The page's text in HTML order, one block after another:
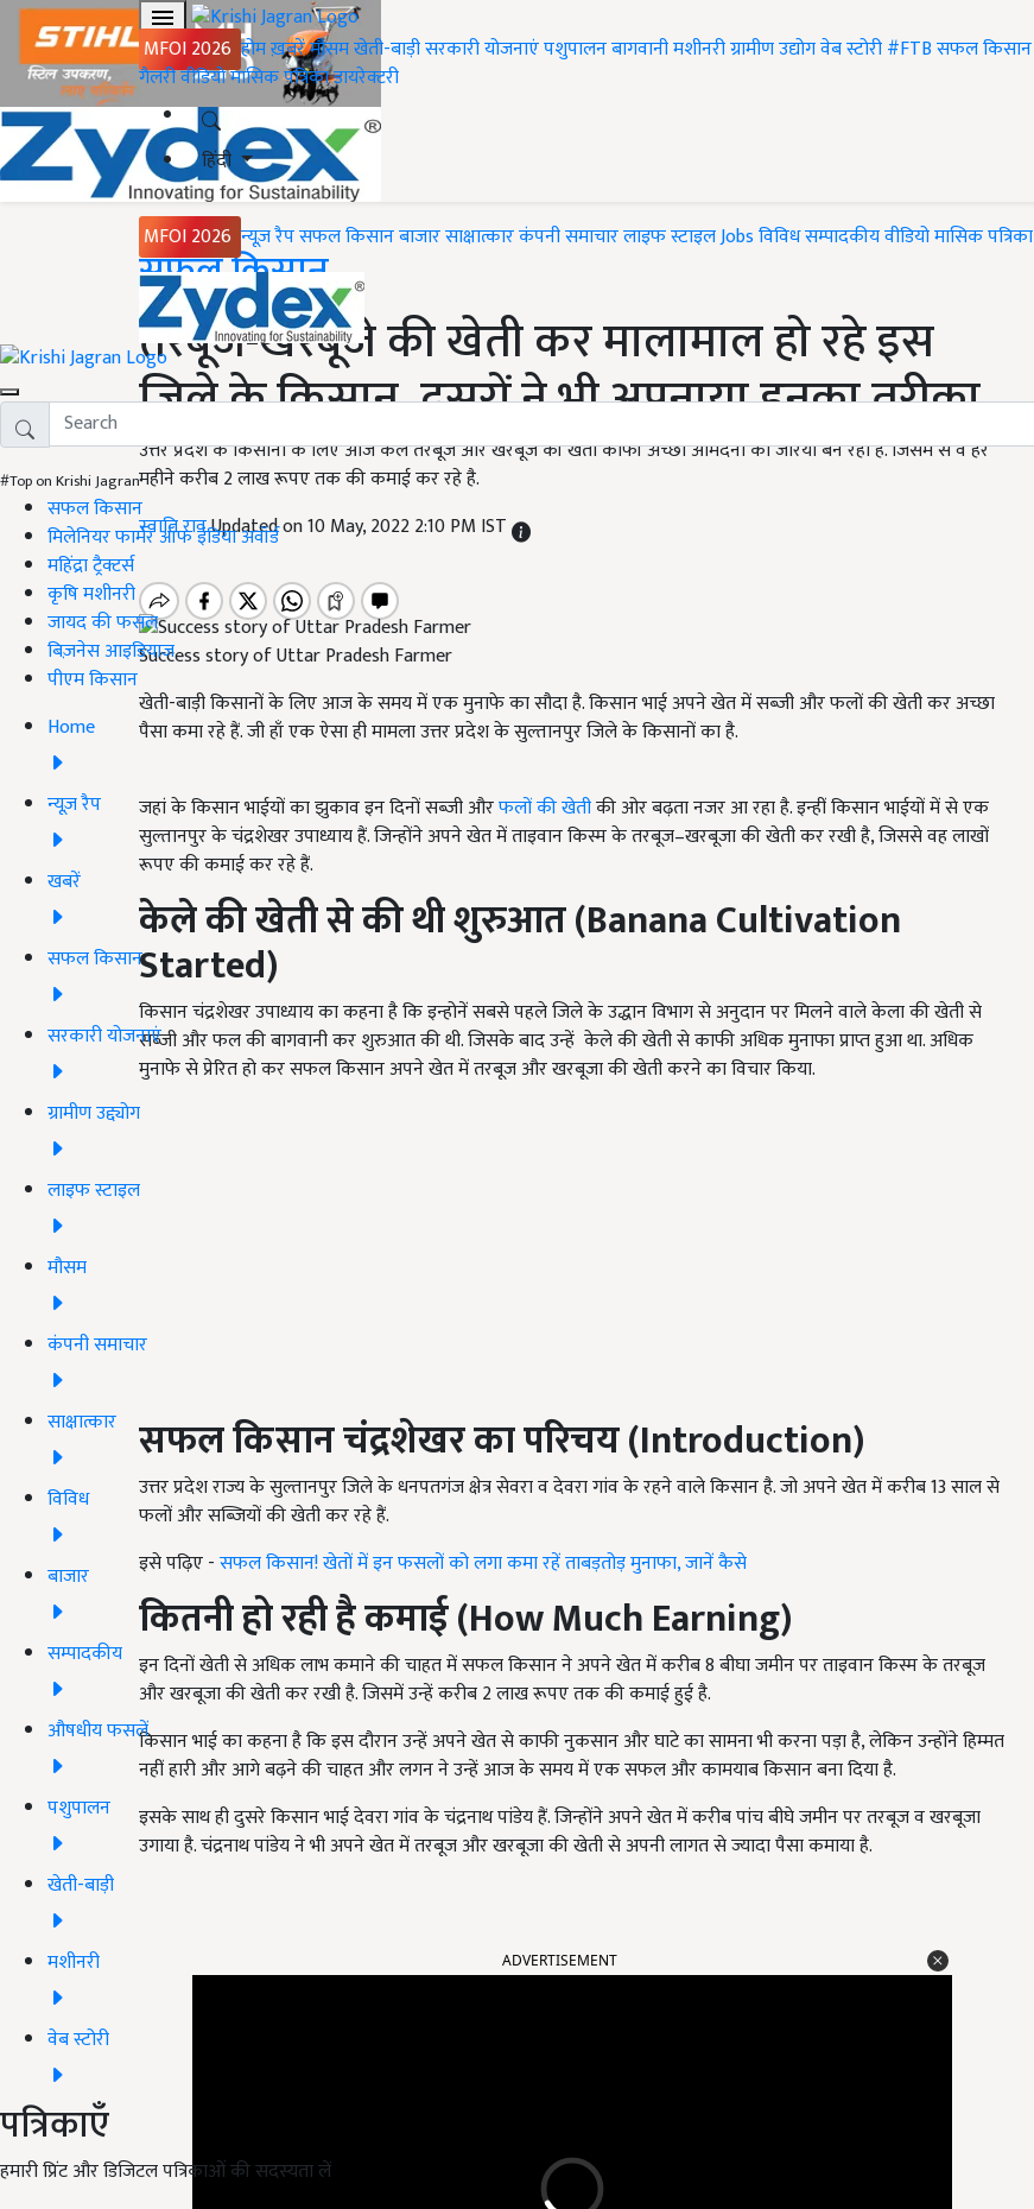
MFOI 2026 होमख़बरेंमौसमखेती-बाड़ीसरकारी योजनाएंपशुपालनबागवानीमशीनरीग्रामीण उद्योगवेब स्टोरी#FTBसफल किसान
गैलरीवीडियोमासिक पत्रिकाडायरेक्टरी
हिंदी
MFOI 2026 न्यूज़ रैपसफल किसानबाजारसाक्षात्कारकंपनी समाचारलाइफ स्टाइलJobsविविधसम्पादकीयवीडियोमासिक पत्रिका
#Top on Krishi Jagran
सफल किसान
मिलेनियर फार्मर ऑफ इंडिया अवॉर्ड
महिंद्रा ट्रैक्टर्स
कृषि मशीनरी
जायद की फसल
बिज़नेस आइडियाज
पीएम किसान
Home
न्यूज़ रैप
खबरें
सफल किसान
सरकारी योजनाएं
ग्रामीण उद्द्योग
लाइफ स्टाइल
मौसम
कंपनी समाचार
साक्षात्कार
विविध
बाजार
सम्पादकीय
औषधीय फसलें
पशुपालन
खेती-बाड़ी
मशीनरी
वेब स्टोरी
पत्रिकाएँ
हमारी प्रिंट और डिजिटल पत्रिकाओं की सदस्यता लें
Home
सफल किसान
तरबूजे-खरबूजे की खेती कर मालामाल हो रहे इस
जिले के किसान, दूसरों ने भी अपनाया इनका तरीका
उत्तर प्रदेश के किसानों के लिए आज कल तरबूज और खरबूजे की खेती काफी अच्छी आमदनी का जरिया बन रही है. जिसमें से वे हर
महीने करीब 2 लाख रूपए तक की कमाई कर रहे है.
स्वाति रावUpdated on 10 May, 2022 2:10 PM IST
Success story of Uttar Pradesh Farmer
खेती-बाड़ी किसानों के लिए आज के समय में एक मुनाफे का सौदा है. किसान भाई अपने खेत में सब्जी और फलों की खेती कर अच्छा
पैसा कमा रहे हैं. जी हाँ एक ऐसा ही मामला उत्तर प्रदेश के सुल्तानपुर जिले के किसानों का है.
जहां के किसान भाईयों का झुकाव इन दिनों सब्जी औरफलों की खेतीकी ओर बढ़ता नजर आ रहा है. इन्हीं किसान भाईयों में से एक
सुल्तानपुर के चंद्रशेखर उपाध्याय हैं. जिन्होंने अपने खेत में ताइवान किस्म के तरबूज–खरबूजा की खेती कर रखी है, जिससे वह लाखों
रूपए की कमाई कर रहे हैं.
केले की खेती से की थी शुरुआत (Banana Cultivation
Started)
किसान चंद्रशेखर उपाध्याय का कहना है कि इन्होनें सबसे पहले जिले के उद्धान विभाग से अनुदान पर मिलने वाले केला की खेती से
सब्जी और फल की बागवानी कर शुरुआत की थी. जिसके बाद उन्हें केले की खेती से काफी अधिक मुनाफा प्राप्त हुआ था. अधिक
मुनाफे से प्रेरित हो कर सफल किसान अपने खेत में तरबूज और खरबूजा की खेती करने का विचार किया.
सफल किसान चंद्रशेखर का परिचय (Introduction)
उत्तर प्रदेश राज्य के सुल्तानपुर जिले के धनपतगंज क्षेत्र सेवरा व देवरा गांव के रहने वाले किसान है. जो अपने खेत में करीब 13 साल से
फलों और सब्जियों की खेती कर रहे हैं.
इसे पढ़िए -सफल किसान! खेतों में इन फसलों को लगा कमा रहें ताबड़तोड़ मुनाफा, जानें कैसे
कितनी हो रही है कमाई (How Much Earning)
इन दिनों खेती से अधिक लाभ कमाने की चाहत में सफल किसान ने अपने खेत में करीब 8 बीघा जमीन पर ताइवान किस्म के तरबूज
और खरबूजा की खेती कर रखी है. जिसमें उन्हें करीब 2 लाख रूपए तक की कमाई हुई है.
किसान भाई का कहना है कि इस दौरान उन्हें अपने खेत से काफी नुकसान और घाटे का सामना भी करना पड़ा है, लेकिन उन्होंने हिम्मत
नहीं हारी और आगे बढ़ने की चाहत और लगन ने उन्हें आज के समय में एक सफल और कामयाब किसान बना दिया है.
इसके साथ ही दुसरे किसान भाई देवरा गांव के चंद्रनाथ पांडेय हैं. जिन्होंने अपने खेत में करीब पांच बीघे जमीन पर तरबूज व खरबूजा
उगाया है. चंद्रनाथ पांडेय ने भी अपने खेत में तरबूज और खरबूजा की खेती से अपनी लागत से ज्यादा पैसा कमाया है.